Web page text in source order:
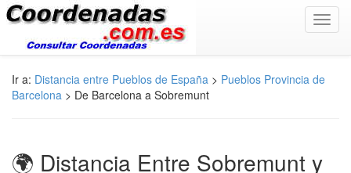
Ir a: Distancia entre Pueblos de España > Pueblos Provincia de
Barcelona > De Barcelona a Sobremunt
🌍 Distancia Entre Sobremunt y